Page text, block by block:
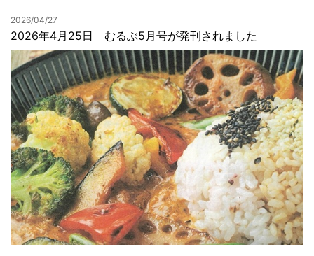
2026/04/27
2026年4月25日 むるぶ5月号が発刊されました